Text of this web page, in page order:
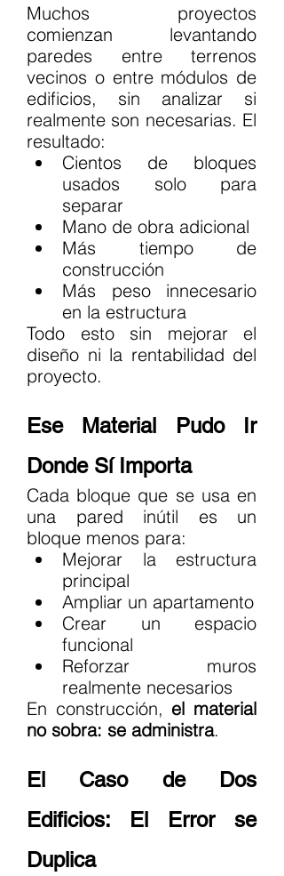
Muchos proyectos
comienzan levantando
paredes entre terrenos
vecinos o entre módulos de
edificios, sin analizar si
realmente son necesarias. El
resultado:
Cientos de bloques
usados solo para
separar
Mano de obra adicional
Más tiempo de
construcción
Más peso innecesario
en la estructura
Todo esto sin mejorar el
diseño ni la rentabilidad del
proyecto.
Ese Material Pudo Ir
Donde Sí Importa
Cada bloque que se usa en
una pared inútil es un
bloque menos para:
Mejorar la estructura
principal
Ampliar un apartamento
Crear un espacio
funcional
Reforzar muros
realmente necesarios
En construcción, el material
no sobra: se administra.
El Caso de Dos
Edificios: El Error se
Duplica